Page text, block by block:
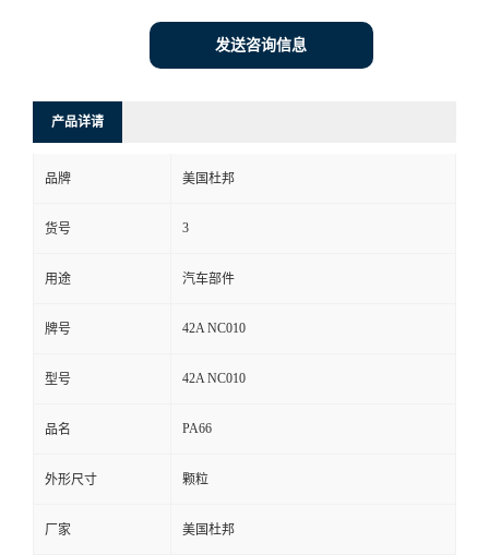
发送咨询信息
产品详请
品牌 美国杜邦
货号 3
用途 汽车部件
牌号 42A NC010
型号 42A NC010
品名 PA66
外形尺寸 颗粒
厂家 美国杜邦